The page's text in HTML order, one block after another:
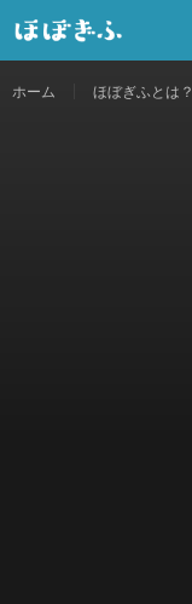
ホーム ほぼぎふとは？